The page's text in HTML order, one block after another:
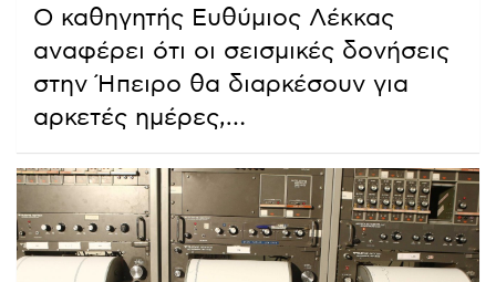
Ο καθηγητής Ευθύμιος Λέκκας
αναφέρει ότι οι σεισμικές δονήσεις
στην Ήπειρο θα διαρκέσουν για
αρκετές ημέρες,…